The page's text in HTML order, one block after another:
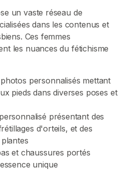
un vaste réseau de
dans les contenus et
Ces femmes
les nuances du fétichisme
personnalisés mettant
pieds dans diverses poses et
présentant des
d'orteils, et des
et chaussures portés
unique